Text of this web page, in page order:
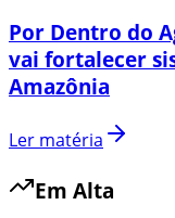
Por Dentro do
vai fortalecer
Amazônia
Ler matéria
Em Alta